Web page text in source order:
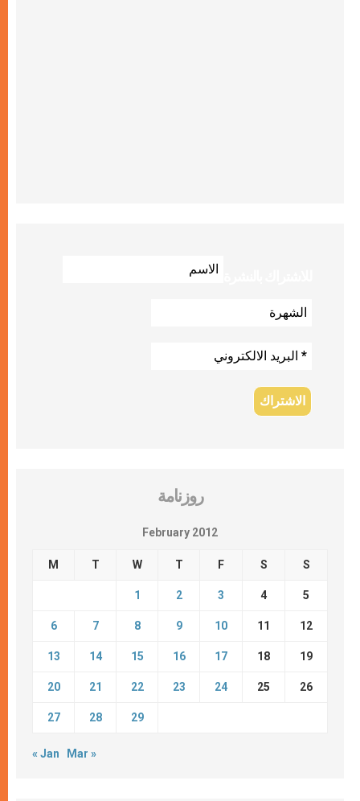
روزنامة
February 2012
M T W T F S S
1 2 3 4 5
6 7 8 9 10 11 12
13 14 15 16 17 18 19
20 21 22 23 24 25 26
27 28 29
« Jan Mar »